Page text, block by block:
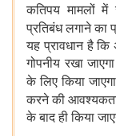
कतिपय मामलों
प्रतिबंध लगाने का
यह प्रावधान है
गोपनीय रखा
के लिए किया
करने की
के बाद ही किया